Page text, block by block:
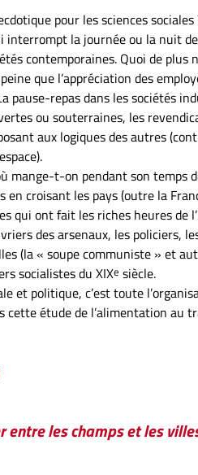
pour les sciences
interrompt la journée ou la nuit
contemporaines. Quoi de plus
que l’appréciation des
pause-repas dans les sociétés
ou souterraines, les
aux logiques des autres
mange-t-on pendant son temps
en croisant les pays (outre la
qui ont fait les riches heures
des arsenaux, les policiers,
(la « soupe communiste » et
socialistes du XIXe siècle.
et politique, c’est toute
cette étude de l’alimentation au
entre les champs et les